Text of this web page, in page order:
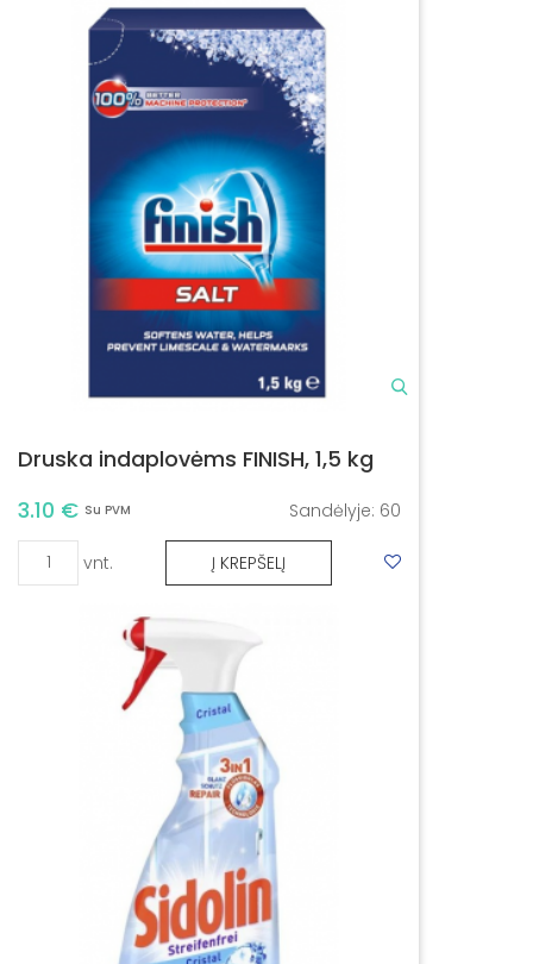
Skalbimo priemonės
Valikliai, plovikliai
Baterijos, elementai
Maišeliai, šiukšlių maišai
Oro gaivikliai, namų kvapai
Šluostės, kempinės
Gertuvės, užkandžių dėžutės
Pirštinės
Druska indaplovėms FINISH, 1,5 kg
3.10 € Su PVM Sandėlyje: 60
vnt. Į KREPŠELĮ